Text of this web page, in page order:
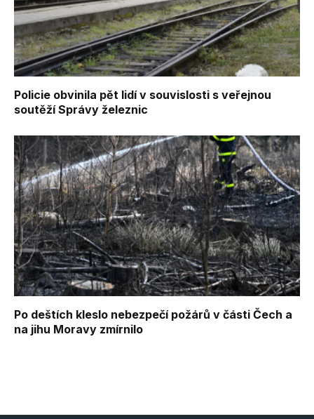
Policie obvinila pět lidí v souvislosti s veřejnou
soutěží Správy železnic
Po deštích kleslo nebezpečí požárů v části Čech a
na jihu Moravy zmírnilo